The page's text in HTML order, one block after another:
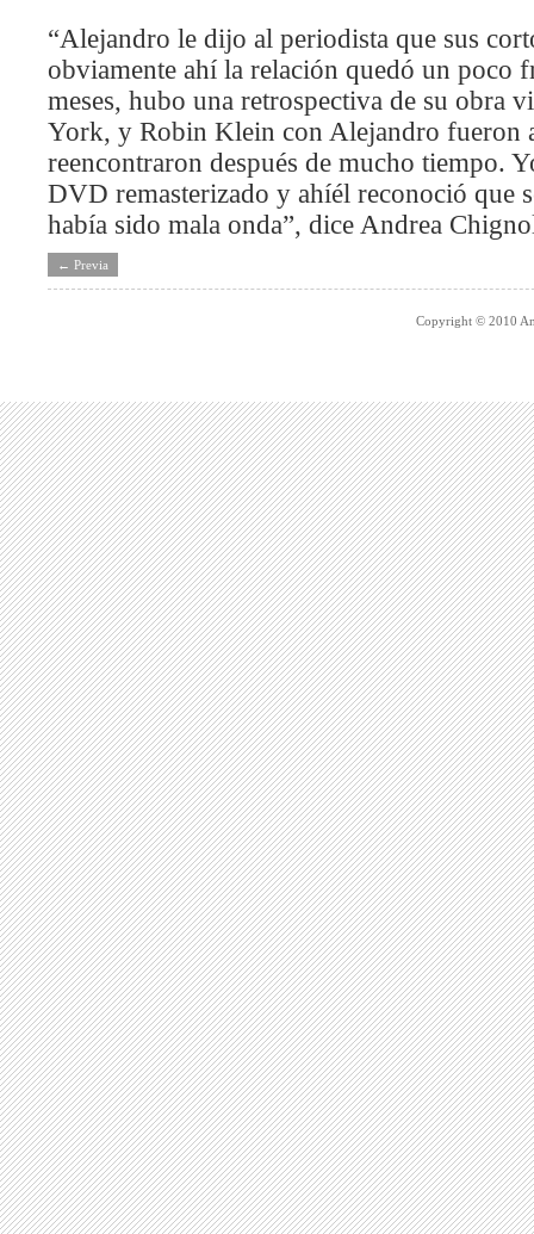
“Alejandro le dijo al periodista que sus
obviamente ahí la relación quedó un poco
meses, hubo una retrospectiva de su obra
York, y Robin Klein con Alejandro fueron
reencontraron después de mucho tiempo.
DVD remasterizado y ahíél reconoció que
había sido mala onda”, dice Andrea
← Previa
Copyright © 2010